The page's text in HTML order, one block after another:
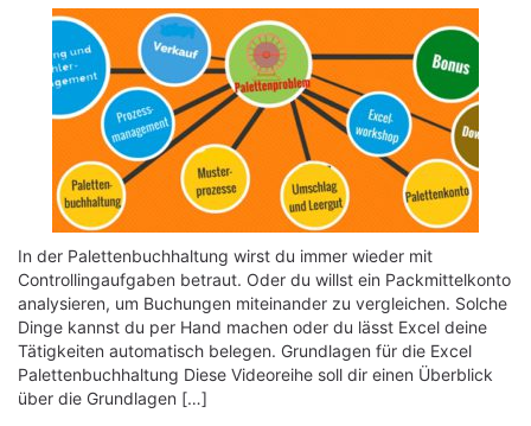
In der Palettenbuchhaltung wirst du immer wieder mit
Controllingaufgaben betraut. Oder du willst ein Packmittelkonto
analysieren, um Buchungen miteinander zu vergleichen. Solche
Dinge kannst du per Hand machen oder du lässt Excel deine
Tätigkeiten automatisch belegen. Grundlagen für die Excel
Palettenbuchhaltung Diese Videoreihe soll dir einen Überblick
über die Grundlagen […]